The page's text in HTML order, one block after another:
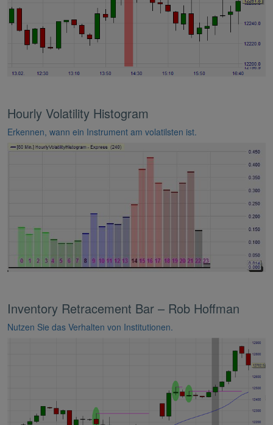
Hourly Volatility Histogram
Erkennen, wann ein Instrument am volatilsten ist.
Inventory Retracement Bar – Rob Hoffman
Nutzen Sie das Verhalten von Institutionen.